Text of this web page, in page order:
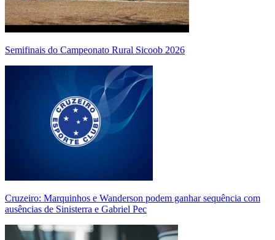
Semifinais do Campeonato Rural Sicoob 2026
Cruzeiro: Marquinhos e Wanderson podem ganhar sequência com
ausências de Sinisterra e Gabriel Pec